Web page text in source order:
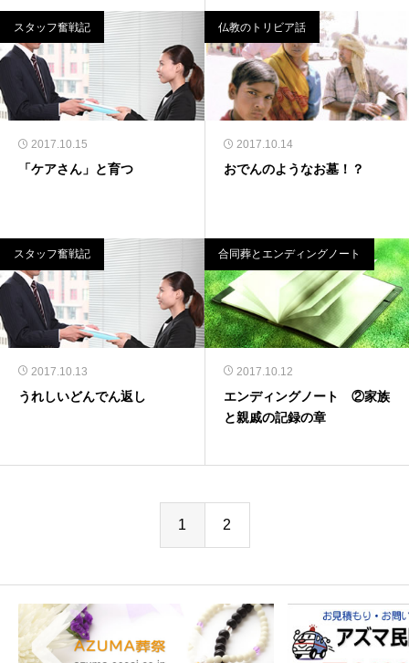
スタッフ奮戦記
2017.10.15
「ケアさん」と育つ
仏教のトリビア話
2017.10.14
おでんのようなお墓！？
スタッフ奮戦記
2017.10.13
うれしいどんでん返し
合同葬とエンディングノート
2017.10.12
エンディングノート ②家族
と親戚の記録の章
1 2